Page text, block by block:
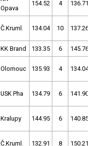
Opava
154.52 4 136.71
Č.Kruml. 134.04 10 137.26
KK Brand 133.35 6 145.76
Olomouc 135.93 4 134.04
USK Pha 134.79 6 141.90
Kralupy 144.95 6 140.85
Č.Kruml. 132.91 8 150.21